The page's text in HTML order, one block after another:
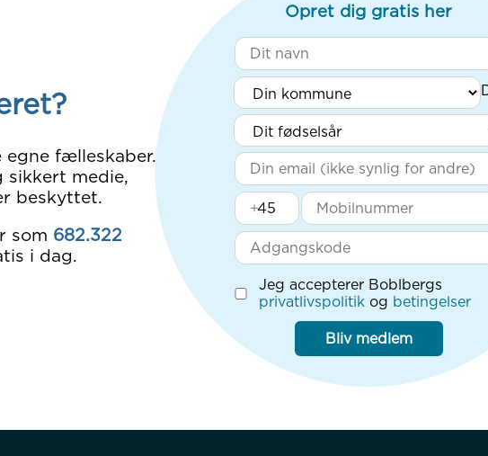
fælleskaber.
medie,
beskyttet.
som 682.322
i dag.
Opret dig gratis her
+
Jeg accepterer Boblbergs
privatlivspolitik og betingelser
Bliv medlem